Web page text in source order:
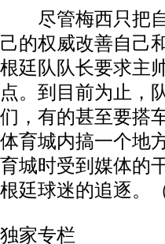
尽管梅西只把自
己的权威改善自己
根廷队队长要求主
点。到目前为止，
们，有的甚至要搭
体育城内搞一个地
育城时受到媒体的
根廷球迷的追逐。
独家专栏